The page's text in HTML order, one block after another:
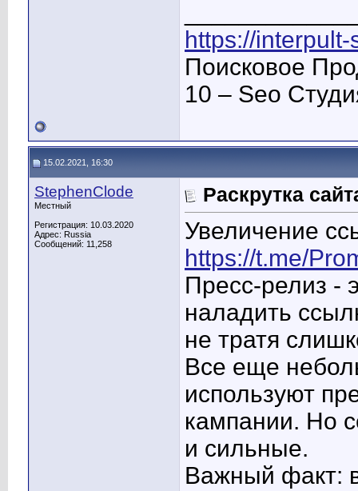
https://
Поисковое
10 – Seo
15.02.2021, 16:30
StephenClode
Местный
Регистрация: 10.03.2020
Адрес: Russia
Сообщений: 11,258
Раскрутка
Увеличение
https://t.me/
Пресс-релиз -
наладить
не тратя
Все еще
используют
кампании. Но
и сильные.
Важный факт: